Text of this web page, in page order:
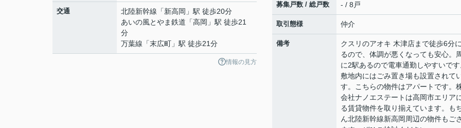
交通 北陸新幹線 「新高岡 」駅 徒歩20分
あいの風とやま鉄道 「高岡 」駅 徒歩21
分
万葉線 「末広町 」駅 徒歩21分
情報の見方
募集戸数 / 総戸数 - / 8戸
取引態様 仲介
備考
クスリのアオキ 木津店まで徒歩6分
るので、体調が悪くなっても安心。
に2駅あるので電車通勤しやすいで
敷地内にはごみ置き場も設置されて
す。こちらの物件はアパートです。
会社ナノエステートは高岡市エリア
る賃貸物件を取り揃えています。も
ん北陸新幹線新高岡周辺の物件もご